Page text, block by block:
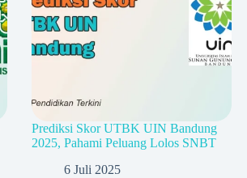
Prediksi Skor UTBK UIN Bandung
2025, Pahami Peluang Lolos SNBT
6 Juli 2025